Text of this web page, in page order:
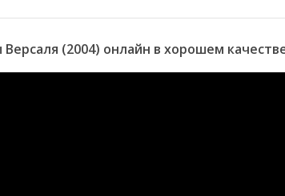
(2004) онлайн в хорошем